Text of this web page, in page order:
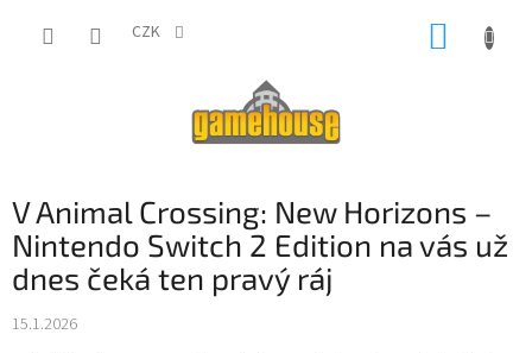
CZK
V Animal Crossing: New Horizons –
Nintendo Switch 2 Edition na vás už
dnes čeká ten pravý ráj
15.1.2026